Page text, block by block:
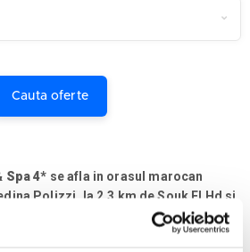
Cauta oferte
Spa 4* se afla in orasul marocan
Polizzi, la 2,3 km de Souk El Hd si
la 2,7 km de La Medina
de agrement, la 5 km de ruinele